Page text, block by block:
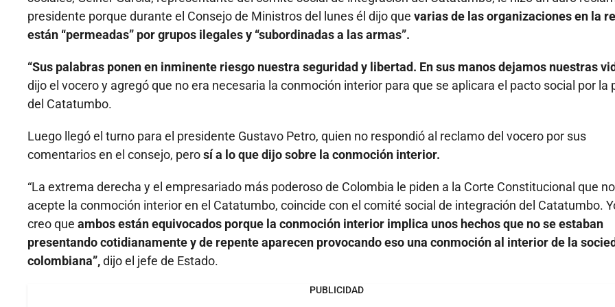
presidente porque durante el Consejo de Ministros del lunes él dijo que varias de las organizaciones en la
están “permeadas” por grupos ilegales y “subordinadas a las armas”.
“Sus palabras ponen en inminente riesgo nuestra seguridad y libertad. En sus manos dejamos nuestras
dijo el vocero y agregó que no era necesaria la conmoción interior para que se aplicara el pacto social por la
del Catatumbo.
Luego llegó el turno para el presidente Gustavo Petro, quien no respondió al reclamo del vocero por sus
comentarios en el consejo, perosí a lo que dijo sobre la conmoción interior.
“La extrema derecha y el empresariado más poderoso de Colombia le piden a la Corte Constitucional que no
acepte la conmoción interior en el Catatumbo, coincide con el comité social de integración del Catatumbo.
creo que ambos están equivocados porque la conmoción interior implica unos hechos que no se estaban
presentando cotidianamente y de repente aparecen provocando eso una conmoción al interior de la
colombiana”,dijo el jefe de Estado.
PUBLICIDAD